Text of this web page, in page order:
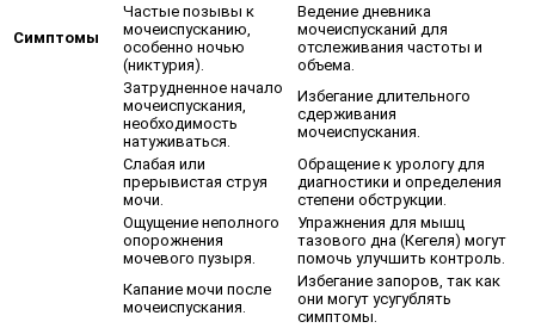
Симптомы
Частые позывы к
мочеиспусканию,
особенно ночью
(никтурия).
Ведение дневника
мочеиспусканий для
отслеживания частоты и
объема.
Затрудненное начало
мочеиспускания,
необходимость
натуживаться.
Избегание длительного
сдерживания
мочеиспускания.
Слабая или
прерывистая струя
мочи.
Обращение к урологу для
диагностики и определения
степени обструкции.
Ощущение неполного
опорожнения
мочевого пузыря.
Упражнения для мышц
тазового дна (Кегеля) могут
помочь улучшить контроль.
Капание мочи после
мочеиспускания.
Избегание запоров, так как
они могут усугублять
симптомы.